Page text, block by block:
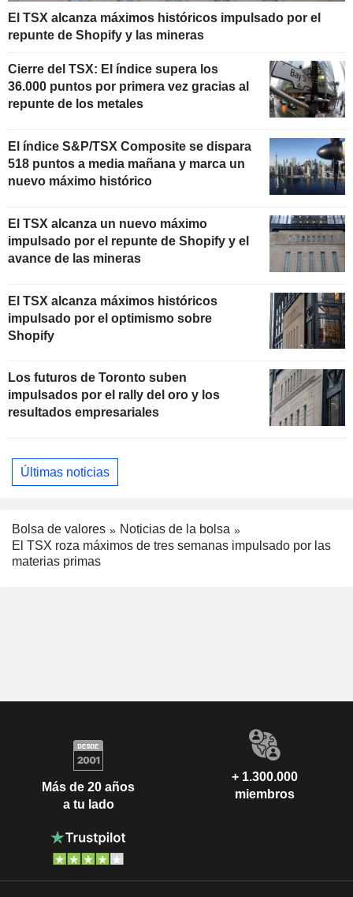
El TSX alcanza máximos históricos impulsado por el
repunte de Shopify y las mineras
Cierre del TSX: El índice supera los
36.000 puntos por primera vez gracias al
repunte de los metales
El índice S&P/TSX Composite se dispara
518 puntos a media mañana y marca un
nuevo máximo histórico
El TSX alcanza un nuevo máximo
impulsado por el repunte de Shopify y el
avance de las mineras
El TSX alcanza máximos históricos
impulsado por el optimismo sobre
Shopify
Los futuros de Toronto suben
impulsados por el rally del oro y los
resultados empresariales
Últimas noticias
Bolsa de valores
Noticias de la bolsa
El TSX roza máximos de tres semanas impulsado por las
materias primas
Más de 20 años
a tu lado
+ 1.300.000
miembros